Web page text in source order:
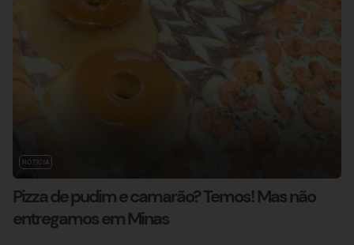
NOTÍCIA
Pizza de pudim e camarão? Temos! Mas não
entregamos em Minas